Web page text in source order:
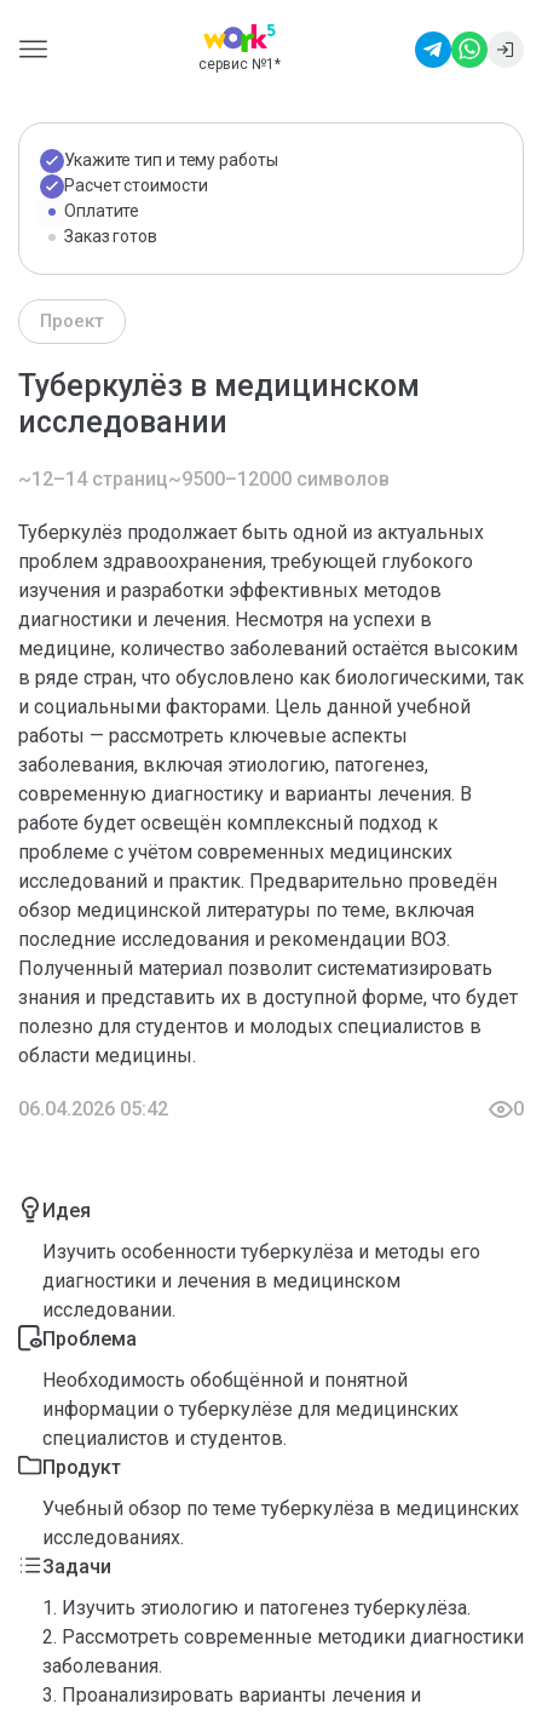
сервис №1 *
Укажите тип и тему работы
Расчет стоимости
Оплатите
Заказ готов
Проект
Туберкулёз в медицинском
исследовании
~12–14 страниц~9500–12000 символов
Туберкулёз продолжает быть одной из актуальных
проблем здравоохранения, требующей глубокого
изучения и разработки эффективных методов
диагностики и лечения. Несмотря на успехи в
медицине, количество заболеваний остаётся высоким
в ряде стран, что обусловлено как биологическими, так
и социальными факторами. Цель данной учебной
работы — рассмотреть ключевые аспекты
заболевания, включая этиологию, патогенез,
современную диагностику и варианты лечения. В
работе будет освещён комплексный подход к
проблеме с учётом современных медицинских
исследований и практик. Предварительно проведён
обзор медицинской литературы по теме, включая
последние исследования и рекомендации ВОЗ.
Полученный материал позволит систематизировать
знания и представить их в доступной форме, что будет
полезно для студентов и молодых специалистов в
области медицины.
06.04.2026 05:42 0
Идея
Изучить особенности туберкулёза и методы его
диагностики и лечения в медицинском
исследовании.
Проблема
Необходимость обобщённой и понятной
информации о туберкулёзе для медицинских
специалистов и студентов.
Продукт
Учебный обзор по теме туберкулёза в медицинских
исследованиях.
Задачи
1. Изучить этиологию и патогенез туберкулёза.
2. Рассмотреть современные методики диагностики
заболевания.
3. Проанализировать варианты лечения и